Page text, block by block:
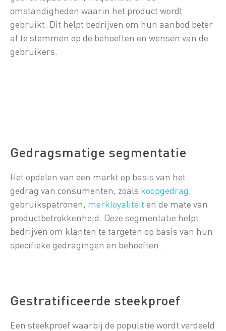
omstandigheden waarin het product wordt
gebruikt. Dit helpt bedrijven om hun aanbod beter
af te stemmen op de behoeften en wensen van de
gebruikers.
Gedragsmatige segmentatie
Het opdelen van een markt op basis van het
gedrag van consumenten, zoals koopgedrag,
gebruikspatronen, merkloyaliteit en de mate van
productbetrokkenheid. Deze segmentatie helpt
bedrijven om klanten te targeten op basis van hun
specifieke gedragingen en behoeften.
Gestratificeerde steekproef
Een steekproef waarbij de populatie wordt verdeeld